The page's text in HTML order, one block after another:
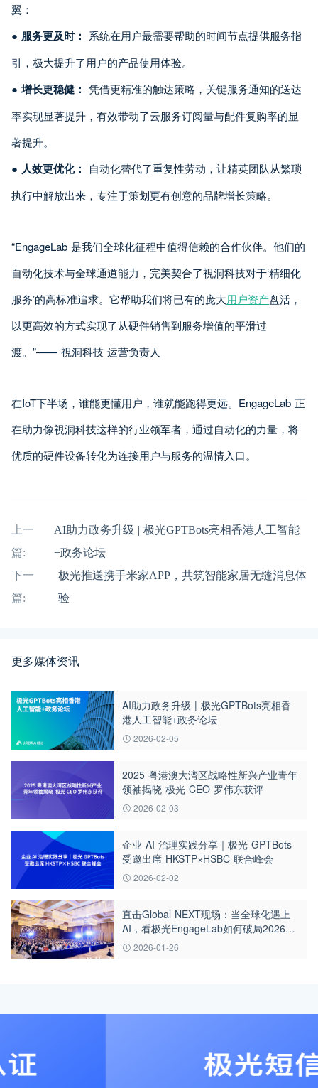
翼：
● 服务更及时： 系统在用户最需要帮助的时间节点提供服务指
引，极大提升了用户的产品使用体验。
●增长更稳健： 凭借更精准的触达策略，关键服务通知的送达
率实现显著提升，有效带动了云服务订阅量与配件复购率的显
著提升。
● 人效更优化：
自动化替代了重复性劳动，让精英团队从繁琐
执行中解放出来，专注于策划更有创意的品牌增长策略。
“EngageLab 是我们全球化征程中值得信赖的合作伙伴。他们的
自动化技术与全球通道能力，完美契合了視洞科技对于‘精细化
服务’的高标准追求。它帮助我们将已有的庞大用户资产盘活，
以更高效的方式实现了从硬件销售到服务增值的平滑过
渡。”—— 視洞科技 运营负责人
在IoT下半场，谁能更懂用户，谁就能跑得更远。EngageLab 正
在助力像視洞科技这样的行业领军者，通过自动化的力量，将
优质的硬件设备转化为连接用户与服务的温情入口。
上一
篇:
AI助力政务升级 | 极光GPTBots亮相香港人工智能
+政务论坛
下一
篇:
极光推送携手米家APP，共筑智能家居无缝消息体
验
更多媒体资讯
AI助力政务升级 | 极光GPTBots亮相香
港人工智能+政务论坛
2026-02-05
2025 粤港澳大湾区战略性新兴产业青年
领袖揭晓 极光 CEO 罗伟东获评
2026-02-03
企业 AI 治理实践分享｜极光 GPTBots
受邀出席 HKSTP×HSBC 联合峰会
2026-02-02
直击Global NEXT现场：当全球化遇上
AI，看极光EngageLab如何破局2026出
海增长难题
2026-01-26